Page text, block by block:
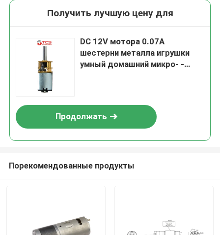
Получить лучшую цену для
DC 12V мотора 0.07A
шестерни металла игрушки
умный домашний микро- -
Продолжать
Порекомендованные продукты